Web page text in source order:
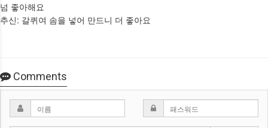
넘 좋아해요
추신: 갈퀴여 솜을 넣어 만드니 더 좋아요
Comments